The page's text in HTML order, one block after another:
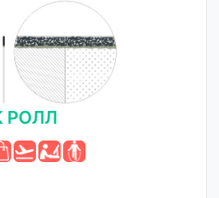
РОЛЛ